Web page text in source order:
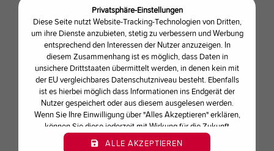
Privatsphäre-Einstellungen
Diese Seite nutzt Website-Tracking-Technologien von Dritten,
um ihre Dienste anzubieten, stetig zu verbessern und Werbung
entsprechend den Interessen der Nutzer anzuzeigen. In
diesem Zusammenhang ist es möglich, dass Daten in
unsichere Drittstaaten übermittelt werden, in denen kein mit
der EU vergleichbares Datenschutzniveau besteht. Ebenfalls
ist es hierbei möglich dass Informationen ins Endgerät der
Nutzer gespeichert oder aus diesem ausgelesen werden.
Wenn Sie Ihre Einwilligung über "Alles Akzeptieren" erklären,
können Sie diese jederzeit mit Wirkung für die Zukunft
widerrufen oder ändern.
ALLE AKZEPTIEREN
27. Dezember 11:00 - 18:30 Uhr
28. Dezember 10:00 - 18:30 Uhr
29. Dezember 11:00 - 18:30 Uhr
30. Dezember 11:00 - 18:30 Uhr
31. Dezember 10:00 - 13:00 Uhr
geschlossen